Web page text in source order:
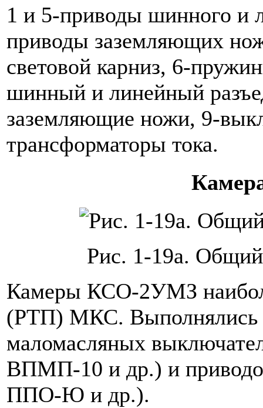
1 и 5-приводы шинного и
приводы заземляющих
световой карниз, 6-
шинный и линейный
заземляющие ножи, 9-
трансформаторы тока.
Рис. 1-19а.
Камеры КСО-2УМЗ
(РТП) МКС. Выполнялись
маломасляных
ВПМП-10 и др.) и
ППО-Ю и др.).